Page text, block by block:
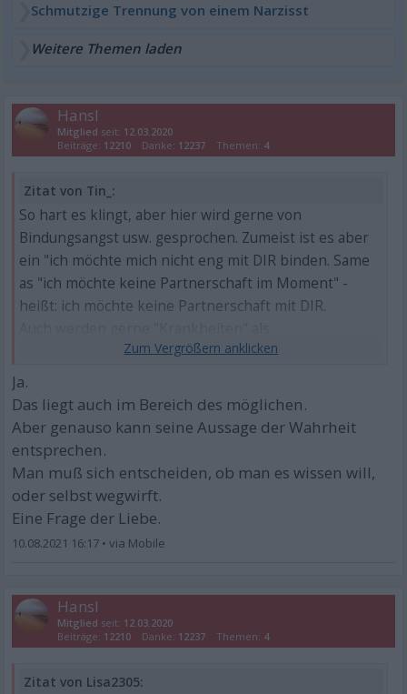
Schmutzige Trennung von einem Narzisst
Weitere Themen laden
Hansl
Mitglied seit: 12.03.2020
Beiträge: 12210 Danke: 12237 Themen: 4
Zitat von Tin_:
So hart es klingt, aber hier wird gerne von
Bindungsangst usw. gesprochen. Zumeist ist es aber
ein "ich möchte mich nicht eng mit DIR binden. Same
as "ich möchte keine Partnerschaft im Moment" -
heißt: ich möchte keine Partnerschaft mit DIR.
Trennungsgrund angeführt. Zumeist eine
ja üüüüberhaupt nichts dafür, dass man so ist. Alles
eine Folge unserer heutigen Überflussgesellschaft.
Das nächste, vielleicht bessere liegt ein paar Klicks
und warme Worte weit entfernt.
Ja.
Das liegt auch im Bereich des möglichen.
Aber genauso kann seine Aussage der Wahrheit
entsprechen.
Man muß sich entscheiden, ob man es wissen will,
oder selbst wegwirft.
Eine Frage der Liebe.
10.08.2021 16:17 •
Hansl
Mitglied seit: 12.03.2020
Beiträge: 12210 Danke: 12237 Themen: 4
Zitat von Lisa2305: